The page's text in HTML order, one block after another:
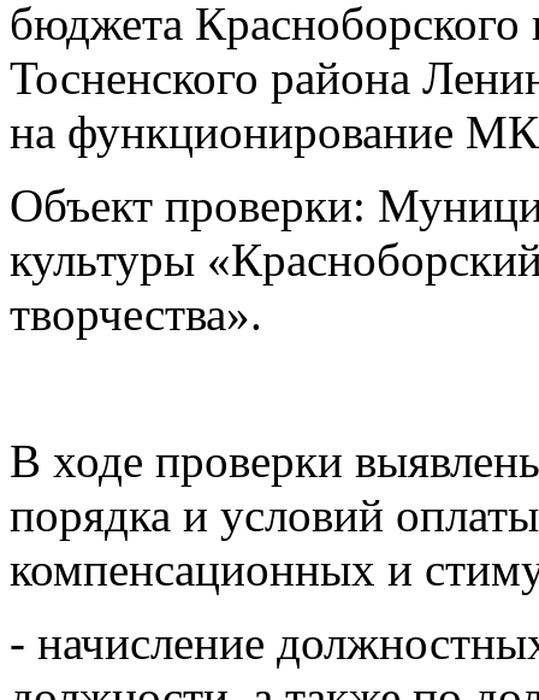
бюджета Красноборского
Тосненского района
на функционирование
Объект проверки:
культуры
творчества».
В ходе проверки
порядка и условий
компенсационных и
- начисление